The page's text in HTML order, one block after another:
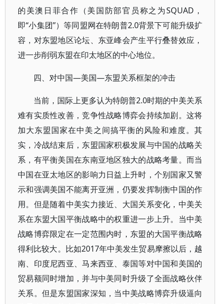
的美澳日菲合作（美国防部官员称之为SQUAD，
即“小集团”）等同盟网在特朗普2.0背景下可能升级扩
容，对东盟地区论坛、东亚峰会产生平行叠替效应，
进一步削弱东盟在印太地区的中心地位。
四、对中国—美国—东盟关系框架的冲击
当前，国际上更多认为特朗普2.0时期的中美关系
难有实质性改善，竞争性战略博弈会持续加剧。这将
加大东盟国家在中美之间搞平衡的风险和难度。其
实，冷战结束后，东盟国家积极发展与中国的战略关
系，有平衡美国在东南亚地区独大的战略考量。而当
中国在亚太地区的影响力日益上升时，个别国家又警
示和强调美国不能离开亚洲，仍要发挥制衡中国的作
用。但是随着中美实力接近、大国关系变化，中美关
系在东盟大国平衡战略中的权重进一步上升。当中美
战略博弈限定在一定范围内时，东盟的大国平衡战略
得利比较大。比如2017年中美发生贸易摩擦以后，越
南、印度尼西亚、马来西亚、泰国等对中国和美国的
贸易额同时增加，并与中美同时升级了全面战略伙伴
关系。但是东盟国家深知，当中美战略博弈升级逼向